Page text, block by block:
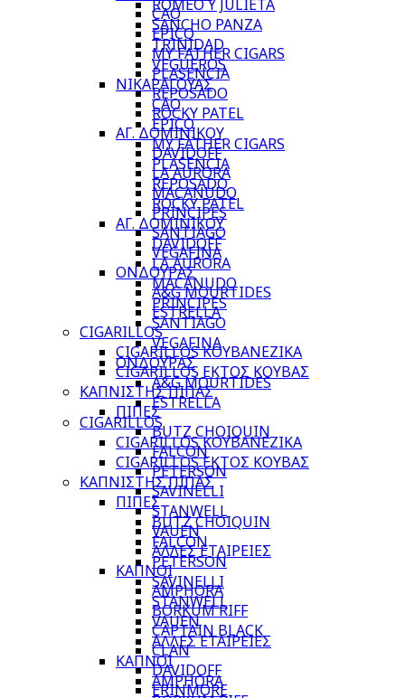
CAO
EPICO
MY FATHER CIGARS
PLASENCIA
REPOSADO
ROCKY PATEL
ΑΓ. ΔΟΜΙΝΙΚΟΥ
DAVIDOFF
LA AURORA
MACANUDO
PRINCIPES
SANTIAGO
VEGAFINA
ΟΝΔΟΥΡΑΣ
A&G MOURTIDES
ESTRELLA
CIGARILLOS
CIGARILLOS ΚΟΥΒΑΝΕΖΙΚΑ
CIGARILLOS ΕΚΤΟΣ ΚΟΥΒΑΣ
ΚΑΠΝΙΣΤΗΣ ΠΙΠΑΣ
ΠΙΠΕΣ
BUTZ CHOIQUIN
FALCON
PETERSON
SAVINELLI
STANWELL
VAUEN
ΑΛΛΕΣ ΕΤΑΙΡΕΙΕΣ
ΚΑΠΝΟΙ
AMPHORA
BORKUM RIFF
CAPTAIN BLACK
CLAN
DAVIDOFF
ERINMORE
ROMEO Y JULIETA
SANCHO PANZA
TRINIDAD
VEGUEROS
ΝΙΚΑΡΑΓΟΥΑΣ
CAO
EPICO
MY FATHER CIGARS
PLASENCIA
REPOSADO
ROCKY PATEL
ΑΓ. ΔΟΜΙΝΙΚΟΥ
DAVIDOFF
LA AURORA
MACANUDO
PRINCIPES
SANTIAGO
VEGAFINA
ΟΝΔΟΥΡΑΣ
A&G MOURTIDES
ESTRELLA
CIGARILLOS
CIGARILLOS ΚΟΥΒΑΝΕΖΙΚΑ
CIGARILLOS ΕΚΤΟΣ ΚΟΥΒΑΣ
ΚΑΠΝΙΣΤΗΣ ΠΙΠΑΣ
ΠΙΠΕΣ
BUTZ CHOIQUIN
FALCON
PETERSON
SAVINELLI
STANWELL
VAUEN
ΑΛΛΕΣ ΕΤΑΙΡΕΙΕΣ
ΚΑΠΝΟΙ
AMPHORA